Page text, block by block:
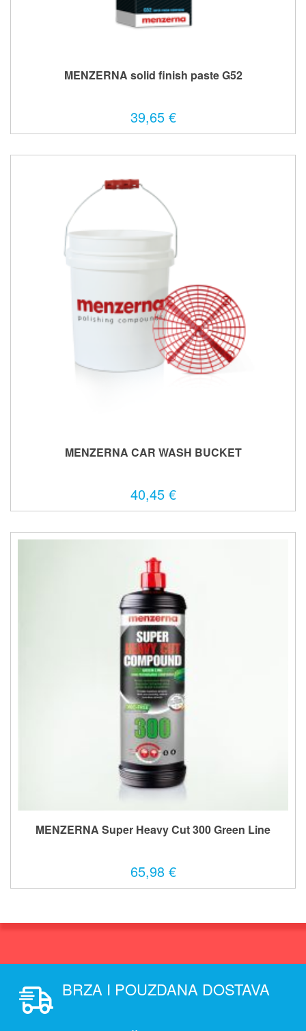
MENZERNA solid finish paste G52
39,65 €
MENZERNA CAR WASH BUCKET
40,45 €
MENZERNA Super Heavy Cut 300 Green Line
65,98 €
BRZA I POUZDANA DOSTAVA